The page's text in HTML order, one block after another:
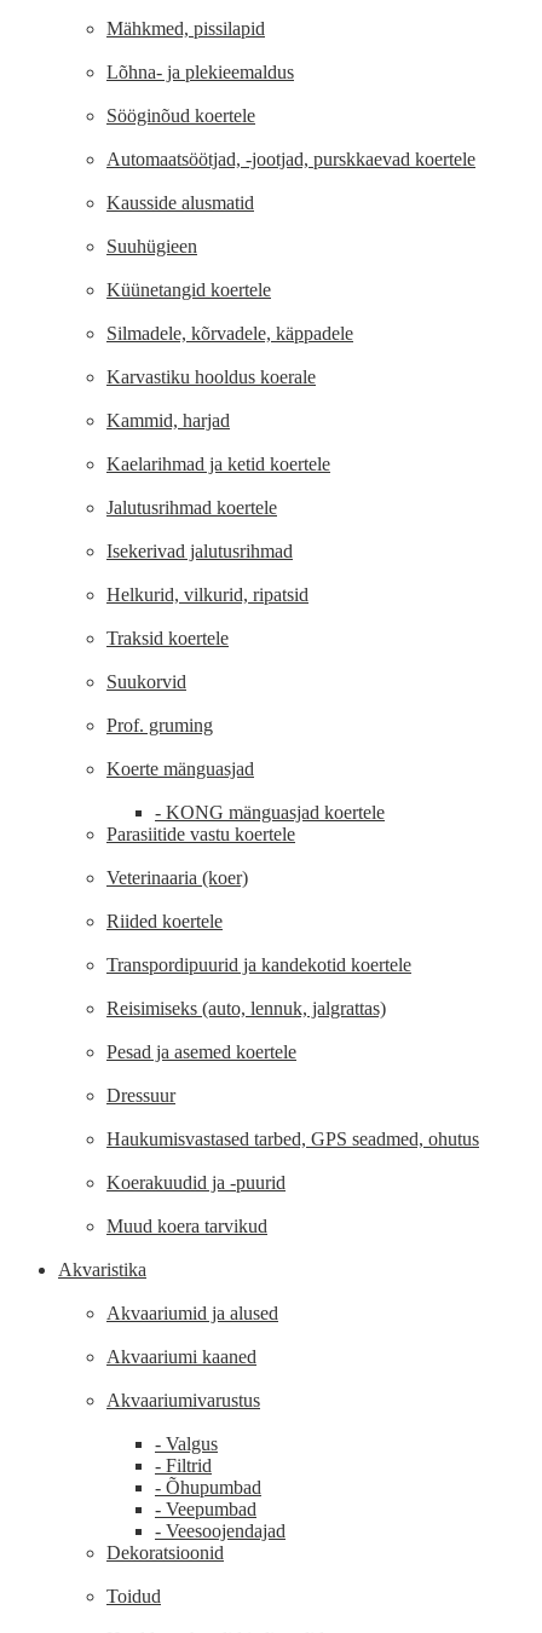
Mähkmed, pissilapid
Lõhna- ja plekieemaldus
Sööginõud koertele
Automaatsöötjad, -jootjad, purskkaevad koertele
Kausside alusmatid
Suuhügieen
Küünetangid koertele
Silmadele, kõrvadele, käppadele
Karvastiku hooldus koerale
Kammid, harjad
Kaelarihmad ja ketid koertele
Jalutusrihmad koertele
Isekerivad jalutusrihmad
Helkurid, vilkurid, ripatsid
Traksid koertele
Suukorvid
Prof. gruming
Koerte mänguasjad
- KONG mänguasjad koertele
Parasiitide vastu koertele
Veterinaaria (koer)
Riided koertele
Transpordipuurid ja kandekotid koertele
Reisimiseks (auto, lennuk, jalgrattas)
Pesad ja asemed koertele
Dressuur
Haukumisvastased tarbed, GPS seadmed, ohutus
Koerakuudid ja -puurid
Muud koera tarvikud
Akvaristika
Akvaariumid ja alused
Akvaariumi kaaned
Akvaariumivarustus
- Valgus
- Filtrid
- Õhupumbad
- Veepumbad
- Veesoojendajad
Dekoratsioonid
Toidud